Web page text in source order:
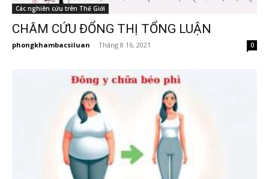
Các nghiên cứu trên Thế Giới
CHÂM CỨU ĐỔNG THỊ TỔNG LUẬN
phongkhambacsiluan - Tháng 8 16, 2021 0